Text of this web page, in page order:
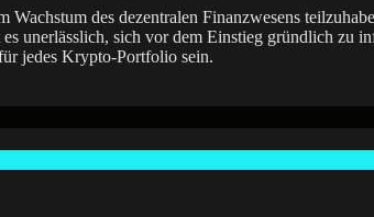
des dezentralen Finanzwesens
unerlässlich, sich vor dem Einstieg gründlich
jedes Krypto-Portfolio sein.